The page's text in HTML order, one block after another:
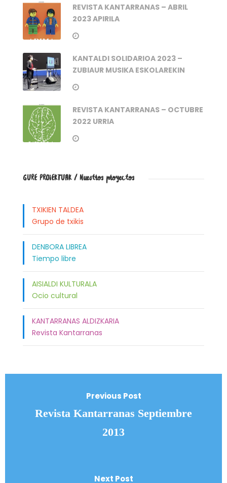
REVISTA KANTARRANAS – ABRIL
2023 APIRILA
KANTALDI SOLIDARIOA 2023 –
ZUBIAUR MUSIKA ESKOLAREKIN
REVISTA KANTARRANAS – OCTUBRE
2022 URRIA
GURE PROIEKTUAK / Nuestros proyectos
TXIKIEN TALDEA
Grupo de txikis
DENBORA LIBREA
Tiempo libre
AISIALDI KULTURALA
Ocio cultural
KANTARRANAS ALDIZKARIA
Revista Kantarranas
Previous Post
Revista Kantarranas Septiembre
2013
Next Post